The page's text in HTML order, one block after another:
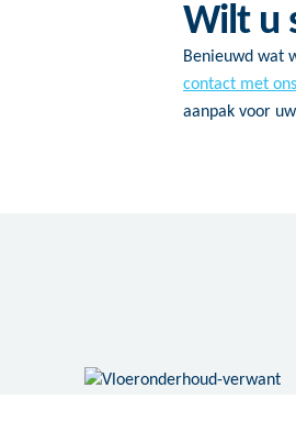
Wilt u
Benieuwd wat
contact met
aanpak voor